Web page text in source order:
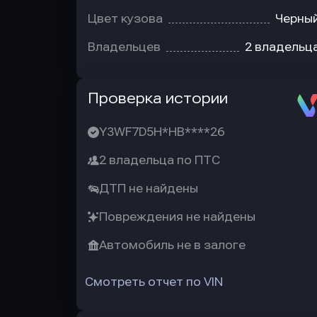
Цвет кузова
Владельцев 2
Проверка истории
Y3WF7D5H*HB****26
2 владельца по ПТС
ДТП не найдены
Повреждения не найдены
Автомобиль не в залоге
Смотреть отчет по VIN